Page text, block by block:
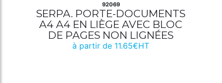
92069
SERPA. PORTE-DOCUMENTS
A4 A4 EN LIÈGE AVEC BLOC
DE PAGES NON LIGNÉES
à partir de 11.65€HT